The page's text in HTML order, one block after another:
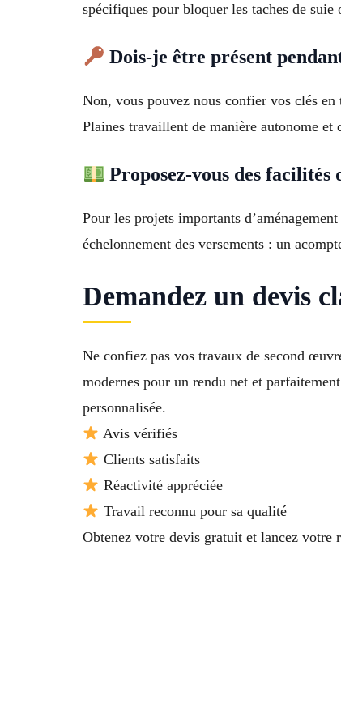
spécifiques pour bloquer les taches de
Dois-je être présent
Non, vous pouvez nous confier vos clés
Plaines travaillent de manière autonome
Proposez-vous des
Pour les projets importants
échelonnement des versements : un
Demandez un devis
Ne confiez pas vos travaux de second
modernes pour un rendu net et
personnalisée.
Avis vérifiés
Clients satisfaits
Réactivité appréciée
Travail reconnu pour sa qualité
Obtenez votre devis gratuit et lancez votre